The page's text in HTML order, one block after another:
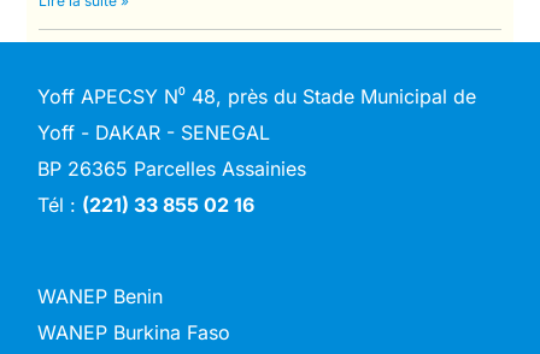
Yoff APECSY N⁰ 48, près du Stade Municipal de
Yoff - DAKAR - SENEGAL
BP 26365 Parcelles Assainies
Tél : (221) 33 855 02 16
WANEP Benin
WANEP Burkina Faso